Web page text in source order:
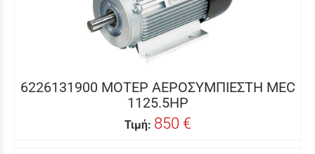
6226131900 ΜΟΤΕΡ ΑΕΡΟΣΥΜΠΙΕΣΤΗ MEC
1125.5HP
Τιμή: 850 €